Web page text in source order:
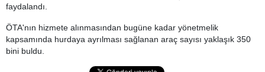
faydalandı.
ÖTA'nın hizmete alınmasından bugüne kadar yönetmelik
kapsamında hurdaya ayrılması sağlanan araç sayısı yaklaşık 350
bini buldu.